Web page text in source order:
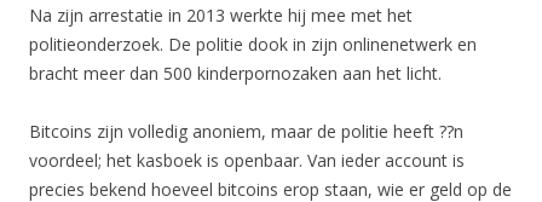
Na zijn arrestatie in 2013 werkte hij mee met het
politieonderzoek. De politie dook in zijn onlinenetwerk en
bracht meer dan 500 kinderpornozaken aan het licht.
Bitcoins zijn volledig anoniem, maar de politie heeft ??n
voordeel; het kasboek is openbaar. Van ieder account is
precies bekend hoeveel bitcoins erop staan, wie er geld op de